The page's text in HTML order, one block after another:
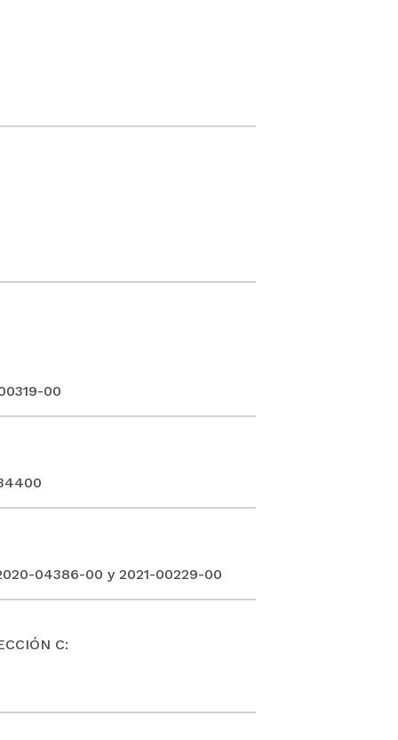
00
04386-00 y 2021-00229-00
C: